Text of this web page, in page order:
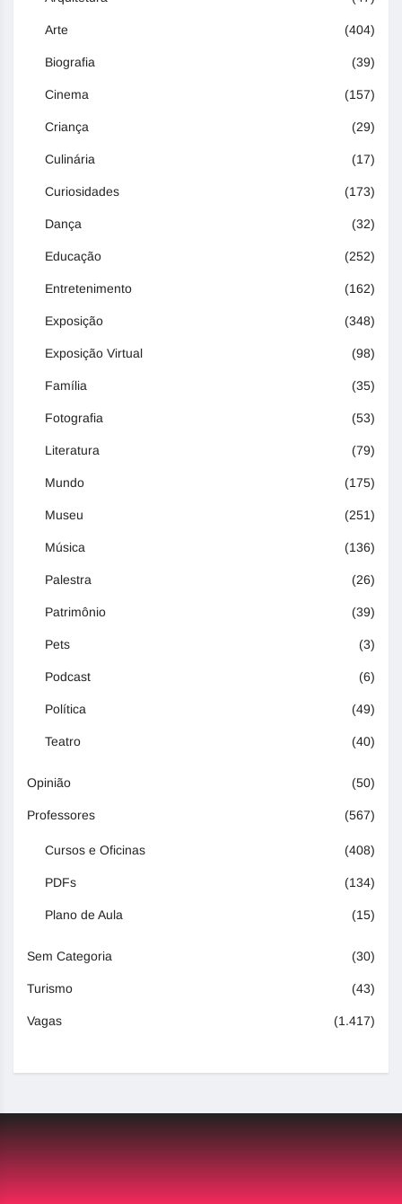
Arte (404)
Biografia (39)
Cinema (157)
Criança (29)
Culinária (17)
Curiosidades (173)
Dança (32)
Educação (252)
Entretenimento (162)
Exposição (348)
Exposição Virtual (98)
Família (35)
Fotografia (53)
Literatura (79)
Mundo (175)
Museu (251)
Música (136)
Palestra (26)
Patrimônio (39)
Pets (3)
Podcast (6)
Política (49)
Teatro (40)
Opinião (50)
Professores (567)
Cursos e Oficinas (408)
PDFs (134)
Plano de Aula (15)
Sem Categoria (30)
Turismo (43)
Vagas (1.417)